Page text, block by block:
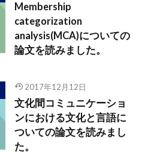
Membership
categorization
analysis(MCA)についての
論文を読みました。
2017年12月12日
文化間コミュニケーショ
ンにおける文化と言語に
ついての論文を読みまし
た。